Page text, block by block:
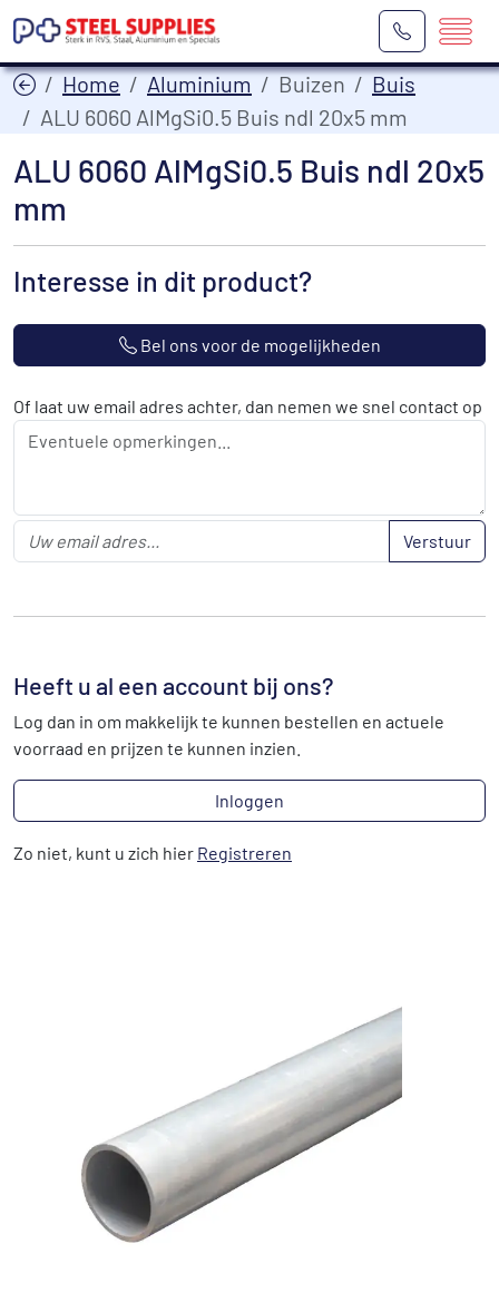
Home Aluminium Buizen
Buis
ALU 6060 AlMgSi0.5 Buis ndl 20x5 mm
ALU 6060 AlMgSi0.5 Buis ndl 20x5
mm
Interesse in dit product?
Bel ons voor de mogelijkheden
Of laat uw email adres achter, dan nemen we snel contact op
Verstuur
Heeft u al een account bij ons?
Log dan in om makkelijk te kunnen bestellen en actuele
voorraad en prijzen te kunnen inzien.
Inloggen
Zo niet, kunt u zich hier Registreren